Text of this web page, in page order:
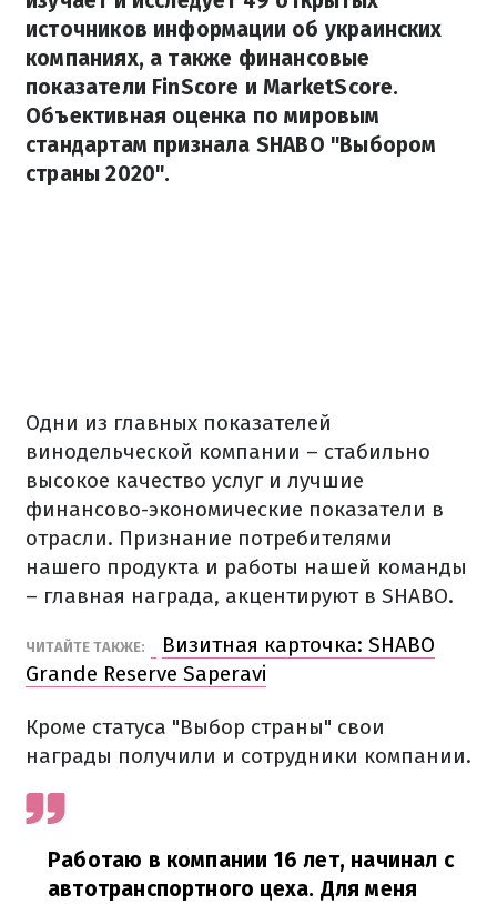
источников информации об украинских
компаниях, а также финансовые
показатели FinScore и MarketScore.
Объективная оценка по мировым
стандартам признала SHABO "Выбором
страны 2020".
Одни из главных показателей
винодельческой компании – стабильно
высокое качество услуг и лучшие
финансово-экономические показатели в
отрасли. Признание потребителями
нашего продукта и работы нашей команды
– главная награда, акцентируют в SHABO.
ЧИТАЙТЕ ТАКЖЕ:
Визитная карточка: SHABO
Grande Reserve Saperavi
Кроме статуса "Выбор страны" свои
награды получили и сотрудники компании.
Работаю в компании 16 лет, начинал с
автотранспортного цеха. Для меня